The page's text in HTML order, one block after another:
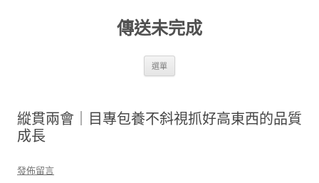
傳送未完成
選單
縱貫兩會｜目專包養不斜視抓好高東西的品質
成長
發佈留言